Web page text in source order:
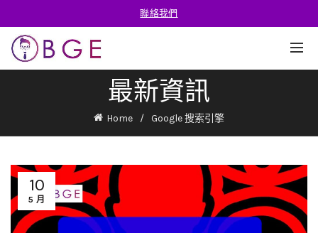
聯絡我們
最新資訊
Home Google 搜索引擎
10
5 月